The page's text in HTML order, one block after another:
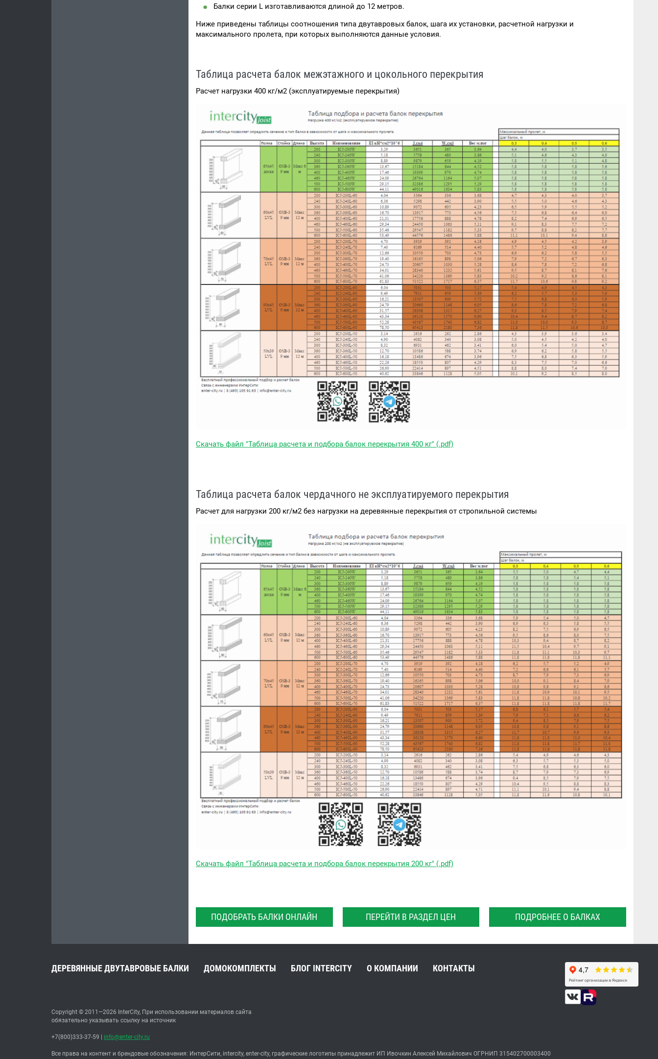
Балки серии L изготавливаются длиной до 12 метров.
Ниже приведены таблицы соотношения типа двутавровых балок, шага их установки, расчетной нагрузки и
максимального пролета, при которых выполняются данные условия.
Таблица расчета балок межэтажного и цокольного перекрытия
Расчет нагрузки 400 кг/м2 (эксплуатируемые перекрытия)
Скачать файл "Таблица расчета и подбора балок перекрытия 400 кг" (.pdf)
Таблица расчета балок чердачного не эксплуатируемого перекрытия
Расчет для нагрузки 200 кг/м2 без нагрузки на деревянные перекрытия от стропильной системы
Скачать файл "Таблица расчета и подбора балок перекрытия 200 кг" (.pdf)
ПОДОБРАТЬ БАЛКИ ОНЛАЙН ПЕРЕЙТИ В РАЗДЕЛ ЦЕН ПОДРОБНЕЕ О БАЛКАХ
ДЕРЕВЯННЫЕ ДВУТАВРОВЫЕ БАЛКИ ДОМОКОМПЛЕКТЫ БЛОГ INTERCITY О КОМПАНИИ КОНТАКТЫ
Copyright © 2011—2026 InterCity, При использовании материалов сайта
обязательно указывать ссылку на источник
+7(800)333-37-59 info@enter-city.ru
Все права на контент и брендовые обозначения: ИнтерСити, intercity, enter-city, графические логотипы принадлежит ИП Ивочкин Алексей Михайлович ОГРНИП 315402700003400